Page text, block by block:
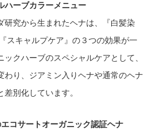
ハーブカラーメニュー
研究から生まれたヘナは、『白髪染
スキャルプケア』の３つの効果が一
クハーブのスペシャルケアとして、
わり、ジアミン入りヘナや通常のヘナ
別化しています。
コサートオーガニック認証ヘナ